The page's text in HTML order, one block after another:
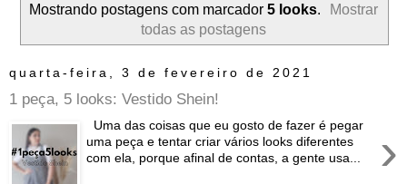
Mostrando postagens com marcador 5 looks.
Mostrar
todas as postagens
quarta-feira, 3 de fevereiro de 2021
1 peça, 5 looks: Vestido Shein!
›
Uma das coisas que eu gosto de fazer é pegar
uma peça e tentar criar vários looks diferentes
com ela, porque afinal de contas, a gente usa...